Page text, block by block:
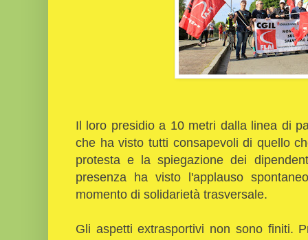
Il loro presidio a 10 metri dalla linea di
che ha visto tutti consapevoli di quello
protesta e la spiegazione dei
presenza ha visto l'applauso
momento di solidarietà trasversale.
Gli aspetti extrasportivi non sono finiti.